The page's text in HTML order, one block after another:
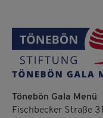
Tönebön Gala Menü
Fischbecker Straße 31